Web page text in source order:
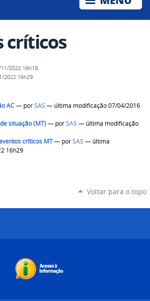
críticos
2022 16h18,
2022 16h29
AC— porSAS — última modificação 07/04/2016
situação (MT)— porSAS — última modificação
críticos MT— porSAS — última
16h29
Voltar para o topo